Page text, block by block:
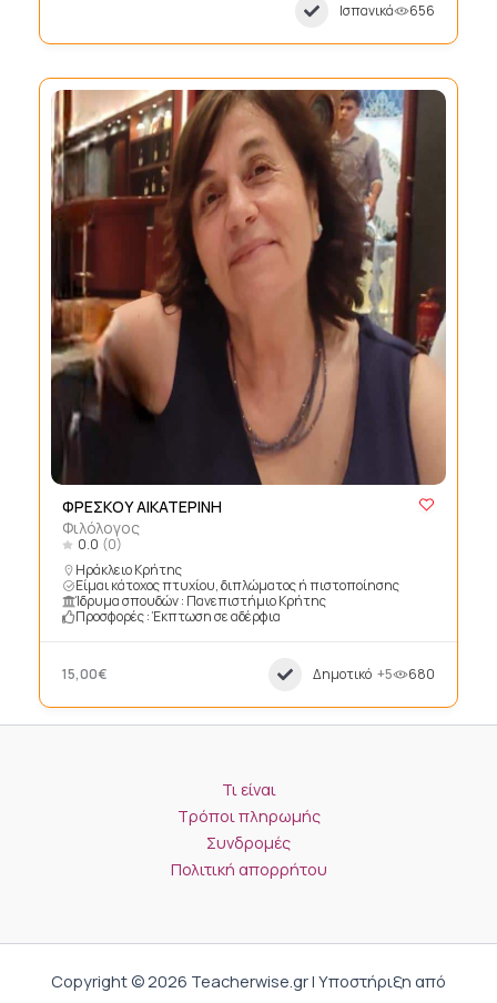
Ισπανικά 656
ΦΡΕΣΚΟΥ ΑΙΚΑΤΕΡΙΝΗ
Φιλόλογος
0.0 (0)
Ηράκλειο Κρήτης
Είμαι κάτοχος πτυχίου, διπλώματος ή πιστοποίησης
Ίδρυμα σπουδών : Πανεπιστήμιο Κρήτης
Προσφορές : Έκπτωση σε αδέρφια
15,00€ Δημοτικό +5 680
Τι είναι
Τρόποι πληρωμής
Συνδρομές
Πολιτική απορρήτου
Copyright © 2026 Teacherwise.gr | Υποστήριξη από